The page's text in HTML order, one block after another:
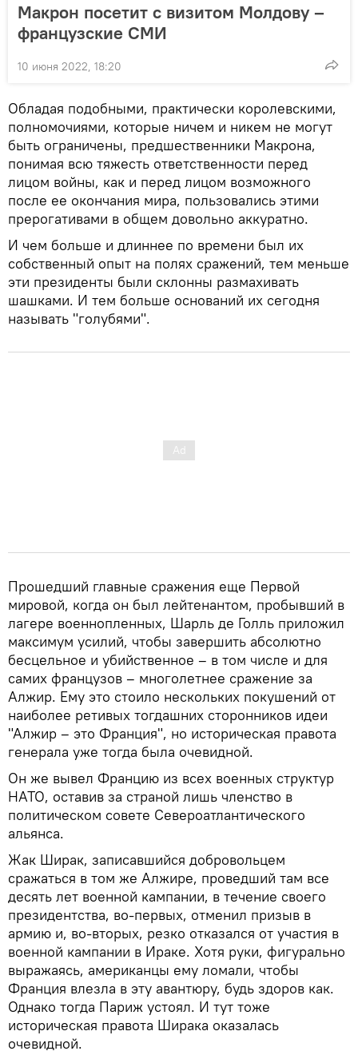
Макрон посетит с визитом Молдову –
французские СМИ
10 июня 2022, 18:20
Обладая подобными, практически королевскими,
полномочиями, которые ничем и никем не могут
быть ограничены, предшественники Макрона,
понимая всю тяжесть ответственности перед
лицом войны, как и перед лицом возможного
после ее окончания мира, пользовались этими
прерогативами в общем довольно аккуратно.
И чем больше и длиннее по времени был их
собственный опыт на полях сражений, тем меньше
эти президенты были склонны размахивать
шашками. И тем больше оснований их сегодня
называть "голубями".
Прошедший главные сражения еще Первой
мировой, когда он был лейтенантом, пробывший в
лагере военнопленных, Шарль де Голль приложил
максимум усилий, чтобы завершить абсолютно
бесцельное и убийственное – в том числе и для
самих французов – многолетнее сражение за
Алжир. Ему это стоило нескольких покушений от
наиболее ретивых тогдашних сторонников идеи
"Алжир – это Франция", но историческая правота
генерала уже тогда была очевидной.
Он же вывел Францию из всех военных структур
НАТО, оставив за страной лишь членство в
политическом совете Североатлантического
альянса.
Жак Ширак, записавшийся добровольцем
сражаться в том же Алжире, проведший там все
десять лет военной кампании, в течение своего
президентства, во-первых, отменил призыв в
армию и, во-вторых, резко отказался от участия в
военной кампании в Ираке. Хотя руки, фигурально
выражаясь, американцы ему ломали, чтобы
Франция влезла в эту авантюру, будь здоров как.
Однако тогда Париж устоял. И тут тоже
историческая правота Ширака оказалась
очевидной.